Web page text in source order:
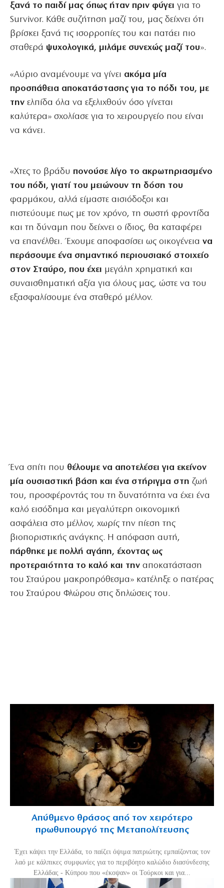
ξανά το παιδί μας όπως ήταν πριν φύγει για το
Survivor. Κάθε συζήτηση μαζί του, μας δείχνει ότι
βρίσκει ξανά τις ισορροπίες του και πατάει πιο
σταθερά ψυχολογικά, μιλάμε συνεχώς μαζί του».
«Αύριο αναμένουμε να γίνει ακόμα μία
προσπάθεια αποκατάστασης για το πόδι του, με
την ελπίδα όλα να εξελιχθούν όσο γίνεται
καλύτερα» σχολίασε για το χειρουργείο που είναι
να κάνει.
«Χτες το βράδυ πονούσε λίγο το ακρωτηριασμένο
του πόδι, γιατί του μειώνουν τη δόση του
φαρμάκου, αλλά είμαστε αισιόδοξοι και
πιστεύουμε πως με τον χρόνο, τη σωστή φροντίδα
και τη δύναμη που δείχνει ο ίδιος, θα καταφέρει
να επανέλθει. Έχουμε αποφασίσει ως οικογένεια να
περάσουμε ένα σημαντικό περιουσιακό στοιχείο
στον Σταύρο, που έχει μεγάλη χρηματική και
συναισθηματική αξία για όλους μας, ώστε να του
εξασφαλίσουμε ένα σταθερό μέλλον.
Ένα σπίτι που θέλουμε να αποτελέσει για εκείνον
μία ουσιαστική βάση και ένα στήριγμα στη ζωή
του, προσφέροντάς του τη δυνατότητα να έχει ένα
καλό εισόδημα και μεγαλύτερη οικονομική
ασφάλεια στο μέλλον, χωρίς την πίεση της
βιοποριστικής ανάγκης. Η απόφαση αυτή,
πάρθηκε με πολλή αγάπη, έχοντας ως
προτεραιότητα το καλό και την αποκατάσταση
του Σταύρου μακροπρόθεσμα» κατέληξε ο πατέρας
του Σταύρου Φλώρου στις δηλώσεις του.
Απύθμενο θράσος από τον χειρότερο
πρωθυπουργό της Μεταπολίτευσης
Έχει κάψει την Ελλάδα, το παίζει όψιμα πατριώτης εμπαίζοντας τον
λαό με κάλπικες συμφωνίες για το περιβόητο καλώδιο διασύνδεσης
Ελλάδας - Κύπρου που «έκοψαν» οι Τούρκοι και για...